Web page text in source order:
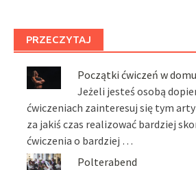
PRZECZYTAJ
Początki ćwiczeń w domu
Jeżeli jesteś osobą
ćwiczeniach zainteresuj się tym
za jakiś czas realizować bardziej
ćwiczenia o bardziej …
Polterabend